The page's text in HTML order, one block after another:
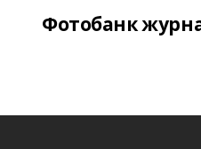
Фотобанк